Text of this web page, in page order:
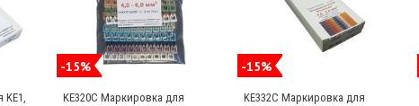
KE1,
-15%
KE320C Маркировка для
-15%
KE332C Маркировка для